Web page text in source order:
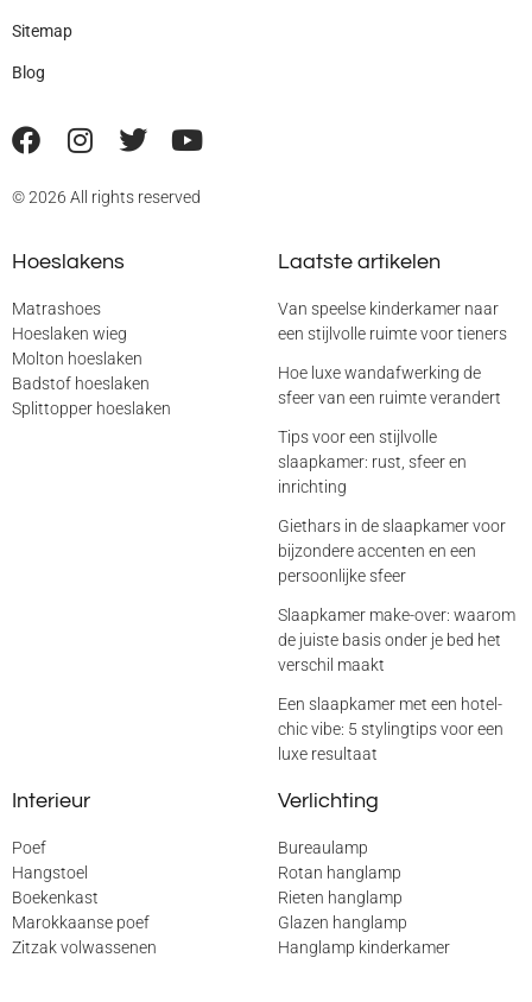
Sitemap
Blog
© 2026 All rights reserved
Hoeslakens
Matrashoes
Hoeslaken wieg
Molton hoeslaken
Badstof hoeslaken
Splittopper hoeslaken
Laatste artikelen
Van speelse kinderkamer naar
een stijlvolle ruimte voor tieners
Hoe luxe wandafwerking de
sfeer van een ruimte verandert
Tips voor een stijlvolle
slaapkamer: rust, sfeer en
inrichting
Giethars in de slaapkamer voor
bijzondere accenten en een
persoonlijke sfeer
Slaapkamer make-over: waarom
de juiste basis onder je bed het
verschil maakt
Een slaapkamer met een hotel-
chic vibe: 5 stylingtips voor een
luxe resultaat
Interieur
Poef
Hangstoel
Boekenkast
Marokkaanse poef
Zitzak volwassenen
Verlichting
Bureaulamp
Rotan hanglamp
Rieten hanglamp
Glazen hanglamp
Hanglamp kinderkamer